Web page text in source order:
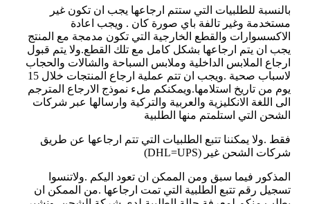
بالنسبة للطلبيات التي ستتم ارجاعها يجب ان تكون غير
مستخدمة وغير تالفة باي صورة كان . ويجب اعادة
الاكسسوارات والقطع الخارجية التي تكون مدمجة مع المنتج
يجب ان يتم ارجاعها بشكل كامل مع تلك القطع.ولا يتم قبول
ارجاع الملابس الداخلية وملابس السباحة والشالات والحجاب
لاسباب صحية .ويجب ان تتم عملية ارجاع المنتجات خلال 15
يوم من تاريخ استلامها.ويمكنكم ملء نموذج الارجاع المترجم
الى اللغة الانكليزية والعربية والتركية وارسالها عبر شركات
الشحن التي استلمتم منها الطلبية
فقط .ولا يمكننا تتبع الطلبيات التي تتم ارجاعها عن طريق
شركات الشحن غير (DHL=UPS)
المذكور فيما سبق ومن الممكن ان تعود اليكم .ولاتنسوا
تسجيل رقم تتبع الطلبية التي تمت ارجاعها .من الممكن ان